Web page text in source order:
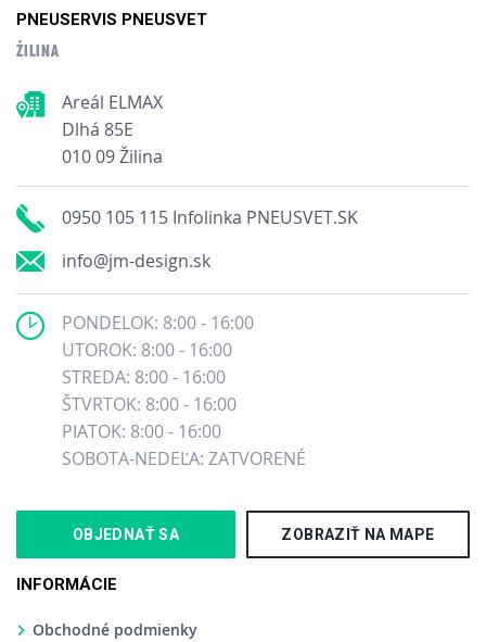
PNEUSERVIS PNEUSVET
ŽILINA
Areál ELMAX
Dlhá 85E
010 09 Žilina
0950 105 115 Infolinka PNEUSVET.SK
info@jm-design.sk
PONDELOK: 8:00 - 16:00
UTOROK: 8:00 - 16:00
STREDA: 8:00 - 16:00
ŠTVRTOK: 8:00 - 16:00
PIATOK: 8:00 - 16:00
SOBOTA-NEDEĽA: ZATVORENÉ
OBJEDNAŤ SA ZOBRAZIŤ NA MAPE
INFORMÁCIE
Obchodné podmienky